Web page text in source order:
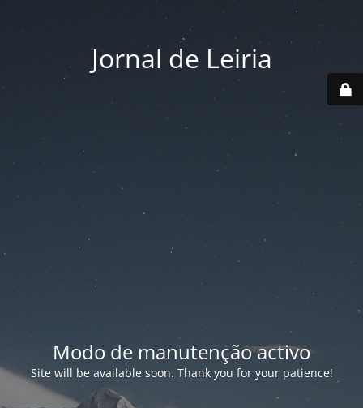
Jornal de Leiria
Modo de manutenção activo
Site will be available soon. Thank you for your patience!